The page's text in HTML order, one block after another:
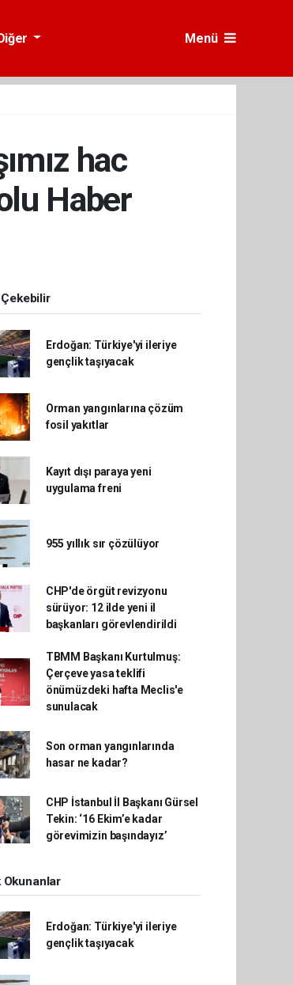
Menü
hac
Haber
Erdoğan: Türkiye'yi ileriye
gençlik taşıyacak
Orman yangınlarına çözüm
fosil yakıtlar
Kayıt dışı paraya yeni
uygulama freni
955 yıllık sır çözülüyor
CHP'de örgüt revizyonu
sürüyor: 12 ilde yeni il
başkanları görevlendirildi
TBMM Başkanı Kurtulmuş:
Çerçeve yasa teklifi
önümüzdeki hafta Meclis'e
sunulacak
Son orman yangınlarında
hasar ne kadar?
CHP İstanbul İl Başkanı Gürsel
Tekin: ‘16 Ekim’e kadar
görevimizin başındayız’
Okunanlar
Erdoğan: Türkiye'yi ileriye
gençlik taşıyacak